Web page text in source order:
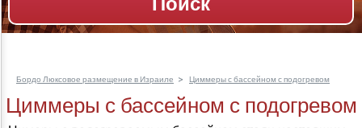
Бордо Люксовое размещение в Израиле Циммеры с бассейном с подогревом
Циммеры с бассейном с подогревом